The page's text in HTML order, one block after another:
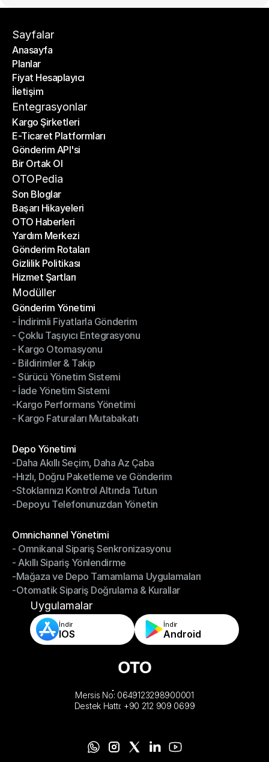
Sayfalar
Anasayfa
Anasayfa
Planlar
Planlar
Fiyat Hesaplayıcı
Fiyat Hesaplayıcı
İletişim
İletişim
Entegrasyonlar
Kargo Şirketleri
Kargo Şirketleri
E-Ticaret Platformları
E-Ticaret Platformları
Gönderim API'si
Gönderim API'si
Bir Ortak Ol
Bir Ortak Ol
OTOPedia
Son Bloglar
Son Bloglar
Başarı Hikayeleri
Başarı Hikayeleri
OTO Haberleri
OTO Haberleri
Yardım Merkezi
Yardım Merkezi
Gönderim Rotaları
Gönderim Rotaları
Gizlilik Politikası
Gizlilik Politikası
Hizmet Şartları
Hizmet Şartları
Modüller
Gönderim Yönetimi
Gönderim Yönetimi
- İndirimli Fiyatlarla Gönderim
- İndirimli Fiyatlarla Gönderim
- Çoklu Taşıyıcı Entegrasyonu
- Çoklu Taşıyıcı Entegrasyonu
- Kargo Otomasyonu
- Kargo Otomasyonu
- Bildirimler & Takip
- Bildirimler & Takip
- Sürücü Yönetim Sistemi
- Sürücü Yönetim Sistemi
- İade Yönetim Sistemi
- İade Yönetim Sistemi
-Kargo Performans Yönetimi
-Kargo Performans Yönetimi
- Kargo Faturaları Mutabakatı
Depo Yönetimi
Depo Yönetimi
-Daha Akıllı Seçim, Daha Az Çaba
-Daha Akıllı Seçim, Daha Az Çaba
-Hızlı, Doğru Paketleme ve Gönderim
-Hızlı, Doğru Paketleme ve Gönderim
-Stoklarınızı Kontrol Altında Tutun
-Stoklarınızı Kontrol Altında Tutun
-Depoyu Telefonunuzdan Yönetin
Omnichannel Yönetimi
Omnichannel Yönetimi
- Omnikanal Sipariş Senkronizasyonu
- Omnikanal Sipariş Senkronizasyonu
- Akıllı Sipariş Yönlendirme
- Akıllı Sipariş Yönlendirme
-Mağaza ve Depo Tamamlama Uygulamaları
-Mağaza ve Depo Tamamlama Uygulamaları
-Otomatik Sipariş Doğrulama & Kurallar
-Otomatik Sipariş Doğrulama & Kurallar
Uygulamalar
İndir
IOS
İndir
Android
Mersis No: 0649123298900001
Destek Hattı: +90 212 909 0699